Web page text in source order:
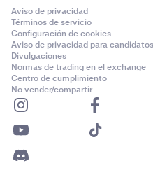
Aviso de privacidad
Términos de servicio
Configuración de cookies
Aviso de privacidad para candidatos
Divulgaciones
Normas de trading en el exchange
Centro de cumplimiento
No vender/compartir